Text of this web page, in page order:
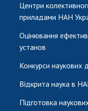
Центри
приладами НАН
Оцінювання
установ
Конкурси наукових
Відкрита наука в
Підготовка